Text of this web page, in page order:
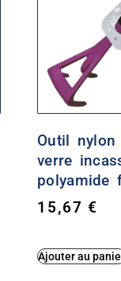
Outil
verre
polyamide
15,67€
Ajouter au